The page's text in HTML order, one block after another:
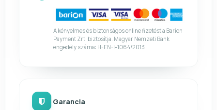
A kényelmes és biztonságos online fizetést a Barion
Payment Zrt. biztosítja. Magyar Nemzeti Bank
engedély száma: H-EN-I-1064/2013
Garancia